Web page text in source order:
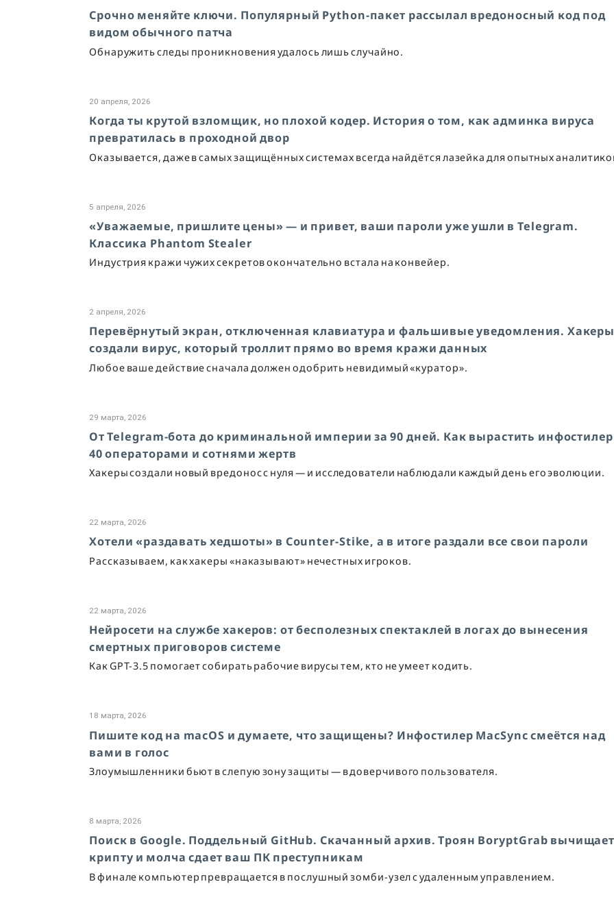
Срочно меняйте ключи. Популярный Python-пакет рассылал вредоносный код под
видом обычного патча
Обнаружить следы проникновения удалось лишь случайно.
20 апреля, 2026
Когда ты крутой взломщик, но плохой кодер. История о том, как админка вируса
превратилась в проходной двор
Оказывается, даже в самых защищённых системах всегда найдётся лазейка для опытных
5 апреля, 2026
«Уважаемые, пришлите цены» — и привет, ваши пароли уже ушли в Telegram.
Классика Phantom Stealer
Индустрия кражи чужих секретов окончательно встала на конвейер.
2 апреля, 2026
Перевёрнутый экран, отключенная клавиатура и фальшивые уведомления.
создали вирус, который троллит прямо во время кражи данных
Любое ваше действие сначала должен одобрить невидимый «куратор».
29 марта, 2026
От Telegram-бота до криминальной империи за 90 дней. Как вырастить инфостилер
40 операторами и сотнями жертв
Хакеры создали новый вредонос с нуля — и исследователи наблюдали каждый день его эволюции.
22 марта, 2026
Хотели «раздавать хедшоты» в Counter-Stike, а в итоге раздали все свои пароли
Рассказываем, как хакеры «наказывают» нечестных игроков.
22 марта, 2026
Нейросети на службе хакеров: от бесполезных спектаклей в логах до вынесения
смертных приговоров системе
Как GPT-3.5 помогает собирать рабочие вирусы тем, кто не умеет кодить.
18 марта, 2026
Пишите код на macOS и думаете, что защищены? Инфостилер MacSync смеётся над
вами в голос
Злоумышленники бьют в слепую зону защиты — в доверчивого пользователя.
8 марта, 2026
Поиск в Google. Поддельный GitHub. Скачанный архив. Троян BoryptGrab
крипту и молча сдает ваш ПК преступникам
В финале компьютер превращается в послушный зомби-узел с удаленным управлением.